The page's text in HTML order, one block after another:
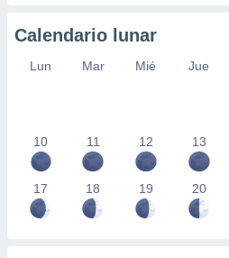
Calendario lunar
Lun Mar Mié Jue
10 11 12 13
17 18 19 20